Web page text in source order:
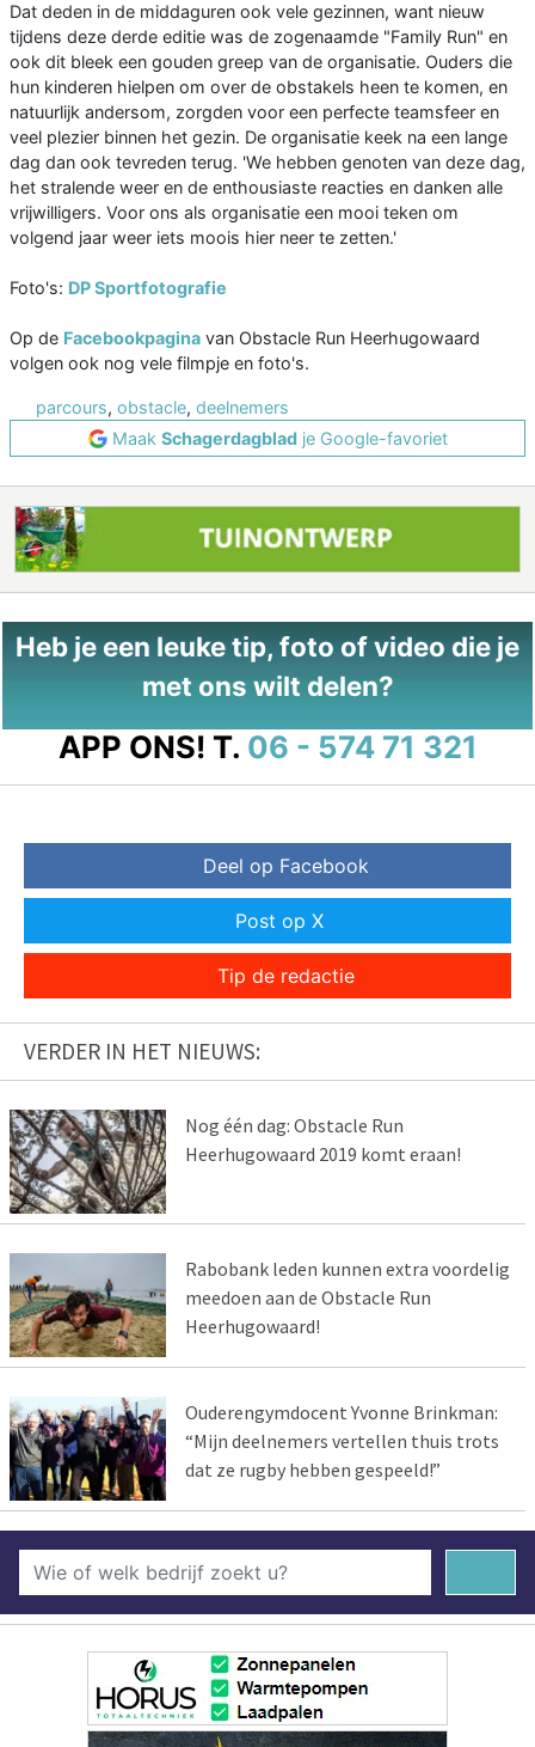
Dat deden in de middaguren ook vele gezinnen, want nieuw
tijdens deze derde editie was de zogenaamde "Family Run" en
ook dit bleek een gouden greep van de organisatie. Ouders die
hun kinderen hielpen om over de obstakels heen te komen, en
natuurlijk andersom, zorgden voor een perfecte teamsfeer en
veel plezier binnen het gezin. De organisatie keek na een lange
dag dan ook tevreden terug. 'We hebben genoten van deze dag,
het stralende weer en de enthousiaste reacties en danken alle
vrijwilligers. Voor ons als organisatie een mooi teken om
volgend jaar weer iets moois hier neer te zetten.'
Foto's: DP Sportfotografie
Op de Facebookpagina van Obstacle Run Heerhugowaard
volgen ook nog vele filmpje en foto's.
parcours, obstacle, deelnemers
Maak Schagerdagbladje Google-favoriet
Heb je een leuke tip, foto of video die je
met ons wilt delen?
APP ONS! T. 06 - 574 71 321
Deel op Facebook
Post op X
Tip de redactie
VERDER IN HET NIEUWS:
Nog één dag: Obstacle Run
Heerhugowaard 2019 komt eraan!
Rabobank leden kunnen extra voordelig
meedoen aan de Obstacle Run
Heerhugowaard!
Ouderengymdocent Yvonne Brinkman:
“Mijn deelnemers vertellen thuis trots
dat ze rugby hebben gespeeld!”